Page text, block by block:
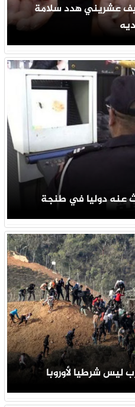
عشريني هدد سلامة
دوليا في طنجة
ليس شرطيا لأوروبا